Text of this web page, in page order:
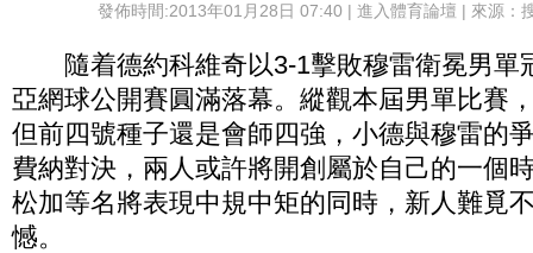
發佈時間:2013年01月28日 07:40 | 進入體育論壇 | 來源：
隨着德約科維奇以3-1擊敗穆雷衛冕男單
亞網球公開賽圓滿落幕。縱觀本屆男單比賽
但前四號種子還是會師四強，小德與穆雷的
費納對決，兩人或許將開創屬於自己的一個
松加等名將表現中規中矩的同時，新人難覓
憾。